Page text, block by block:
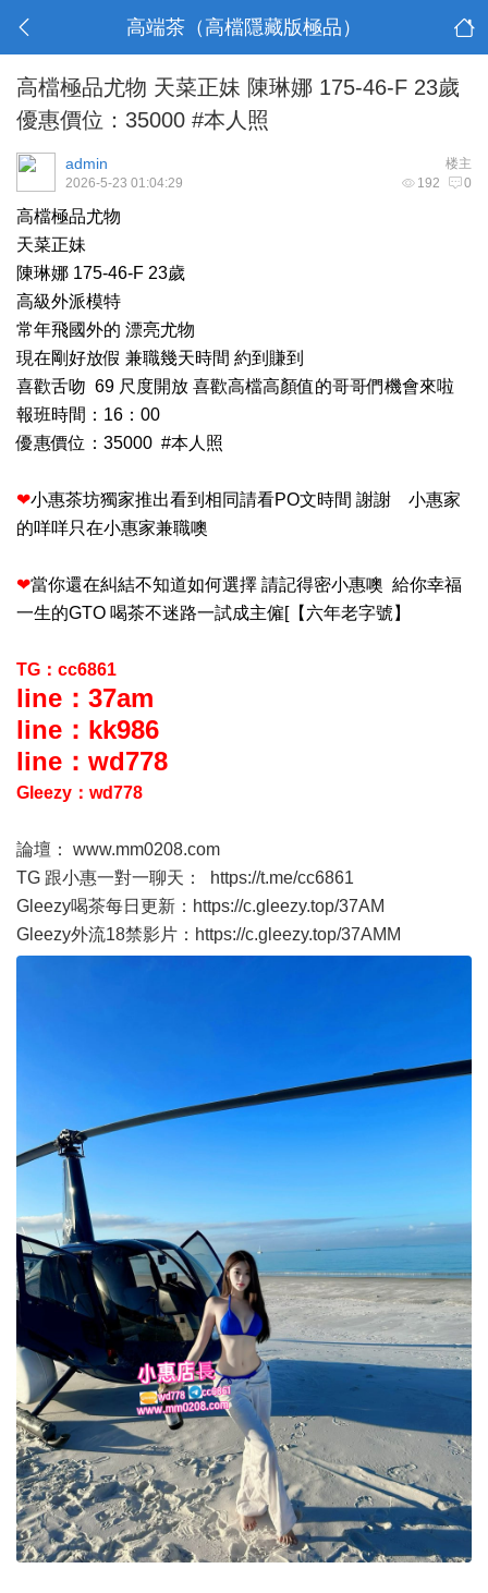
高端茶（高檔隱藏版極品）
高檔極品尤物 天菜正妹 陳琳娜 175-46-F 23歲
優惠價位：35000 #本人照
楼主
admin
192 0
2026-5-23 01:04:29
高檔極品尤物
天菜正妹
陳琳娜 175-46-F 23歲
高級外派模特
常年飛國外的 漂亮尤物
現在剛好放假 兼職幾天時間 約到賺到
喜歡舌吻 69 尺度開放 喜歡高檔高顏值的哥哥們機會來啦
報班時間：16：00
優惠價位：35000 #本人照
❤小惠茶坊獨家推出看到相同請看PO文時間 謝謝 小惠家
的咩咩只在小惠家兼職噢
❤當你還在糾結不知道如何選擇 請記得密小惠噢 給你幸福
一生的GTO 喝茶不迷路一試成主僱[【六年老字號】
TG：cc6861
line：37am
line：kk986
line：wd778
Gleezy：wd778
論壇： www.mm0208.com
TG 跟小惠一對一聊天：
https://t.me/cc6861
Gleezy喝茶每日更新： https://c.gleezy.top/37AM
Gleezy外流18禁影片： https://c.gleezy.top/37AMM